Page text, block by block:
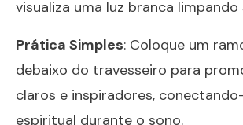
visualiza uma luz branca limpando
Prática Simples: Coloque um
debaixo do travesseiro para
claros e inspiradores,
espiritual durante o sono.